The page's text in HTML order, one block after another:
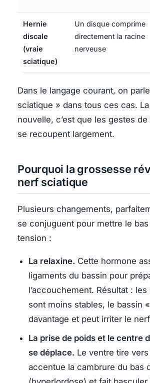
Hernie
discale
(vraie
sciatique)
Un disque comprime
directement la racine
nerveuse
Dans le langage courant, on
sciatique » dans tous ces cas.
nouvelle, c’est que les gestes
se recoupent largement.
Pourquoi la grossesse
nerf sciatique
Plusieurs changements,
se conjuguent pour mettre le
tension :
La relaxine. Cette hormone
ligaments du bassin pour
l’accouchement. Résultat :
sont moins stables, le bassin
davantage et peut irriter le
La prise de poids et le centre
se déplace. Le ventre tire vers
accentue la cambrure du bas